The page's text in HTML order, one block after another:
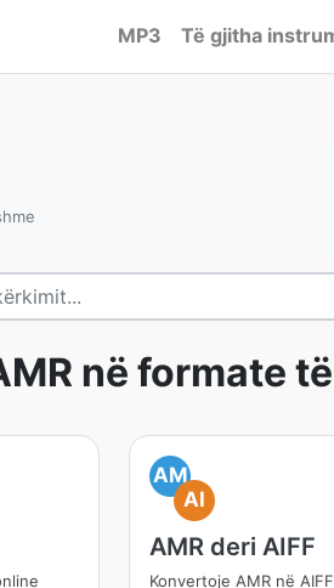
MP3 Të gjitha
në formate
AM
AI
AMR deri AIFF
Konvertoje AMR në